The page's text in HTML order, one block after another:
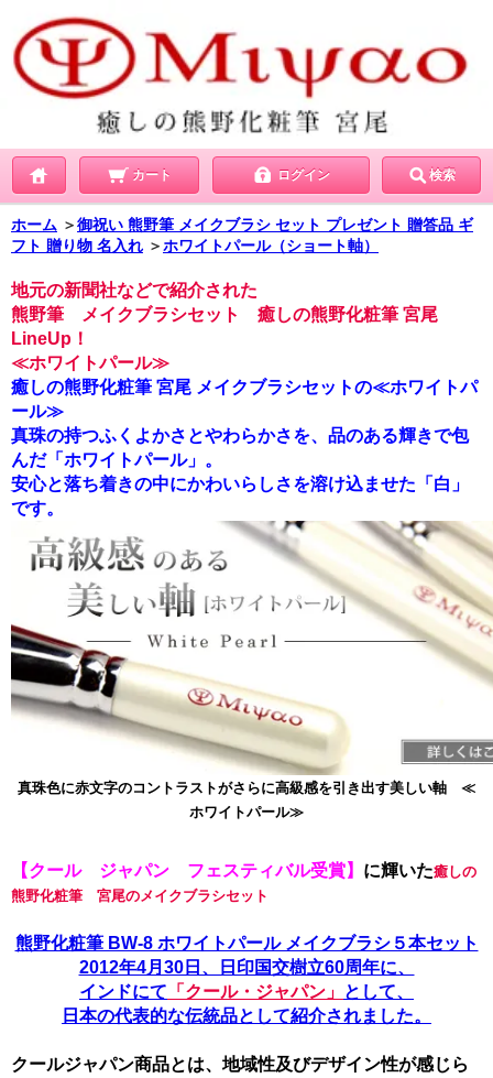
カート ログイン 検索
ホーム ＞御祝い 熊野筆 メイクブラシ セット プレゼント 贈答品 ギ
フト 贈り物 名入れ ＞ホワイトパール（ショート軸）
地元の新聞社などで紹介された
熊野筆 メイクブラシセット 癒しの熊野化粧筆 宮尾
LineUp！
≪ホワイトパール≫
癒しの熊野化粧筆 宮尾 メイクブラシセットの≪ホワイトパ
ール≫
真珠の持つふくよかさとやわらかさを、品のある輝きで包
んだ「ホワイトパール」。
安心と落ち着きの中にかわいらしさを溶け込ませた「白」
です。
真珠色に赤文字のコントラストがさらに高級感を引き出す美しい軸 ≪
ホワイトパール≫
【クール ジャパン フェスティバル受賞】 に輝いた癒しの
熊野化粧筆 宮尾のメイクブラシセット
熊野化粧筆 BW-8 ホワイトパール メイクブラシ５本セット
2012年4月30日、日印国交樹立60周年に、
インドにて 「クール・ジャパン」 として、
日本の代表的な伝統品として紹介されました。
クールジャパン商品とは、地域性及びデザイン性が感じら